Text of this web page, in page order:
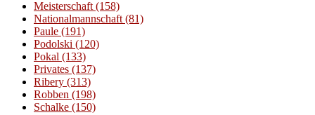
Meisterschaft (158)
Nationalmannschaft (81)
Paule (191)
Podolski (120)
Pokal (133)
Privates (137)
Ribery (313)
Robben (198)
Schalke (150)